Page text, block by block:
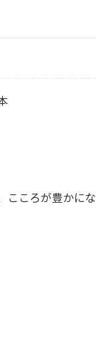
こころが豊かにな